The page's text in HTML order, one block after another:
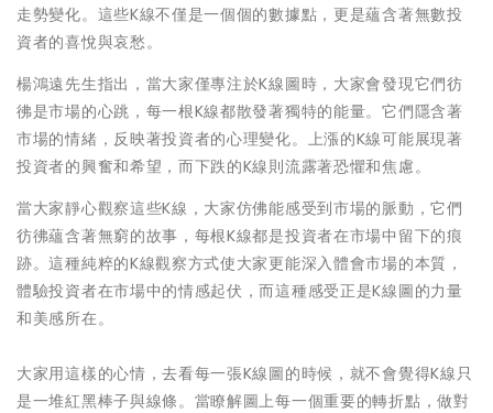
走勢變化。這些K線不僅是一個個的數據點，更是蘊含著無數投
資者的喜悅與哀愁。
楊鴻遠先生指出，當大家僅專注於K線圖時，大家會發現它們彷
彿是市場的心跳，每一根K線都散發著獨特的能量。它們隱含著
市場的情緒，反映著投資者的心理變化。上漲的K線可能展現著
投資者的興奮和希望，而下跌的K線則流露著恐懼和焦慮。
當大家靜心觀察這些K線，大家仿佛能感受到市場的脈動，它們
彷彿蘊含著無窮的故事，每根K線都是投資者在市場中留下的痕
跡。這種純粹的K線觀察方式使大家更能深入體會市場的本質，
體驗投資者在市場中的情感起伏，而這種感受正是K線圖的力量
和美感所在。
大家用這樣的心情，去看每一張K線圖的時候，就不會覺得K線只
是一堆紅黑棒子與線條。當瞭解圖上每一個重要的轉折點，做對